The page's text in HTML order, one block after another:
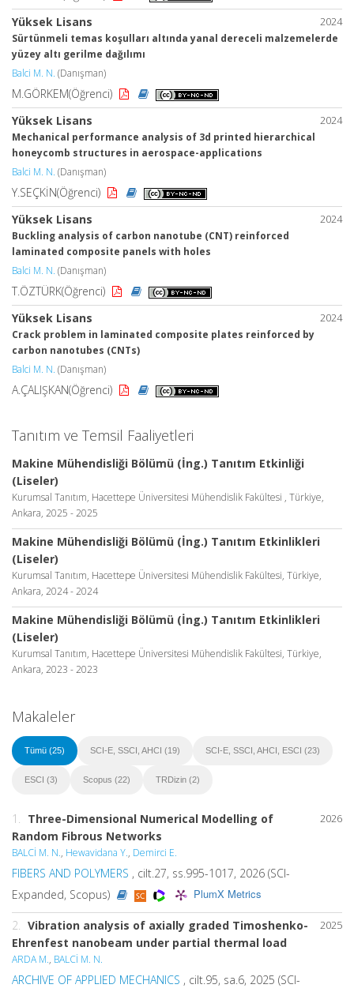
2024
Yüksek Lisans
Sürtünmeli temas koşulları altında yanal dereceli malzemelerde
yüzey altı gerilme dağılımı
Balci M. N. (Danışman)
M.GÖRKEM(Öğrenci)
2024
Yüksek Lisans
Mechanical performance analysis of 3d printed hierarchical
honeycomb structures in aerospace-applications
Balci M. N. (Danışman)
Y.SEÇKİN(Öğrenci)
2024
Yüksek Lisans
Buckling analysis of carbon nanotube (CNT) reinforced
laminated composite panels with holes
Balci M. N. (Danışman)
T.ÖZTÜRK(Öğrenci)
2024
Yüksek Lisans
Crack problem in laminated composite plates reinforced by
carbon nanotubes (CNTs)
Balci M. N. (Danışman)
A.ÇALIŞKAN(Öğrenci)
Tanıtım ve Temsil Faaliyetleri
Makine Mühendisliği Bölümü (İng.) Tanıtım Etkinliği
(Liseler)
Kurumsal Tanıtım, Hacettepe Üniversitesi Mühendislik Fakültesi , Türkiye,
Ankara, 2025 - 2025
Makine Mühendisliği Bölümü (İng.) Tanıtım Etkinlikleri
(Liseler)
Kurumsal Tanıtım, Hacettepe Üniversitesi Mühendislik Fakültesi, Türkiye,
Ankara, 2024 - 2024
Makine Mühendisliği Bölümü (İng.) Tanıtım Etkinlikleri
(Liseler)
Kurumsal Tanıtım, Hacettepe Üniversitesi Mühendislik Fakültesi, Türkiye,
Ankara, 2023 - 2023
Makaleler
Tümü (25) SCI-E, SSCI, AHCI (19) SCI-E, SSCI, AHCI, ESCI (23)
ESCI (3) Scopus (22) TRDizin (2)
2026
1. Three-Dimensional Numerical Modelling of
Random Fibrous Networks
BALCİ M. N., Hewavidana Y., Demirci E.
FIBERS AND POLYMERS , cilt.27, ss.995-1017, 2026 (SCI-
Expanded, Scopus)
PlumX Metrics
2025
2. Vibration analysis of axially graded Timoshenko-
Ehrenfest nanobeam under partial thermal load
ARDA M., BALCİ M. N.
ARCHIVE OF APPLIED MECHANICS , cilt.95, sa.6, 2025 (SCI-